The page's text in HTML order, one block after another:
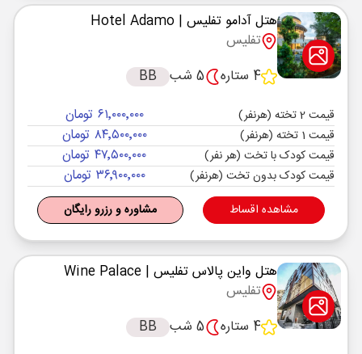
هتل آدامو تفلیس | Hotel Adamo
تفلیس
4 ستاره
5 شب BB
قیمت 2 تخته (هرنفر) ۶۱٬۰۰۰٬۰۰۰ تومان
قیمت 1 تخته (هرنفر) ۸۴٬۵۰۰٬۰۰۰ تومان
قیمت کودک با تخت (هر نفر) ۴۷٬۵۰۰٬۰۰۰ تومان
قیمت کودک بدون تخت (هرنفر) ۳۶٬۹۰۰٬۰۰۰ تومان
مشاهده اقساط مشاوره و رزرو رایگان
هتل واین پالاس تفلیس | Wine Palace
تفلیس
4 ستاره
5 شب BB